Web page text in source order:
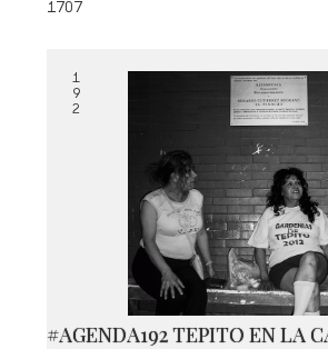
1707
1
9
2
#AGENDA192 TEPITO EN LA